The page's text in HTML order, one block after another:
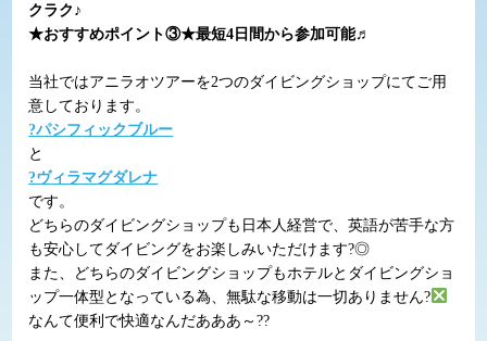
クラク♪
★おすすめポイント③★最短4日間から参加可能♬
当社ではアニラオツアーを2つのダイビングショップにてご用
意しております。
?パシフィックブルー
と
?ヴィラマグダレナ
です。
どちらのダイビングショップも日本人経営で、英語が苦手な方
も安心してダイビングをお楽しみいただけます?◎
また、どちらのダイビングショップもホテルとダイビングショ
ップ一体型となっている為、無駄な移動は一切ありません?
なんて便利で快適なんだあああ～??